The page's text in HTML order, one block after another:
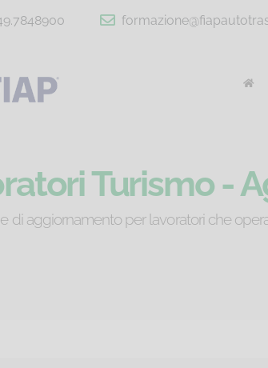
Turismo -
di aggiornamento per lavoratori che